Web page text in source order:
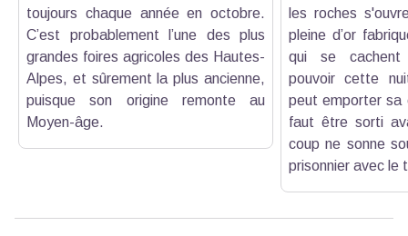
toujours chaque année en octobre.
C’est probablement l’une des plus
grandes foires agricoles des Hautes-
Alpes, et sûrement la plus ancienne,
puisque son origine remonte au
Moyen-âge.
les roches
pleine d’or
qui se
pouvoir cette
peut emporter sa
faut être sorti
coup ne sonne
prisonnier avec le